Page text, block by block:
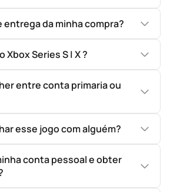
entrega da minha compra?
Xbox Series S | X ?
entre conta primaria ou
esse jogo com alguém?
conta pessoal e obter